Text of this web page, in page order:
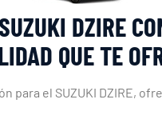
DZIRE
QUE TE
el SUZUKI DZIRE,